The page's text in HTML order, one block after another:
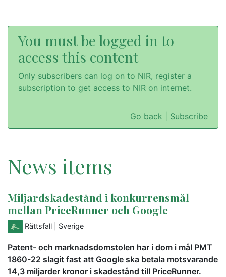
You must be logged in to
access this content
Only subscribers can log on to NIR, register a
subscription to get access to NIR on internet.
Go back Subscribe
News items
Miljardskadestånd i konkurrensmål
mellan PriceRunner och Google
Rättsfall | Sverige
Patent- och marknadsdomstolen har i dom i mål PMT
1860-22 slagit fast att Google ska betala motsvarande
14,3 miljarder kronor i skadestånd till PriceRunner.